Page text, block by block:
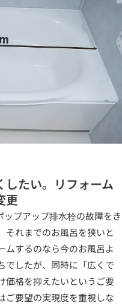
したい。リフォーム
更
プアップ排水栓の故障をき
それまでのお風呂を狭いと
ムするのなら今のお風呂よ
でしたが、同時に「広くで
価格を抑えたいというご要
ご要望の実現度を重視しな